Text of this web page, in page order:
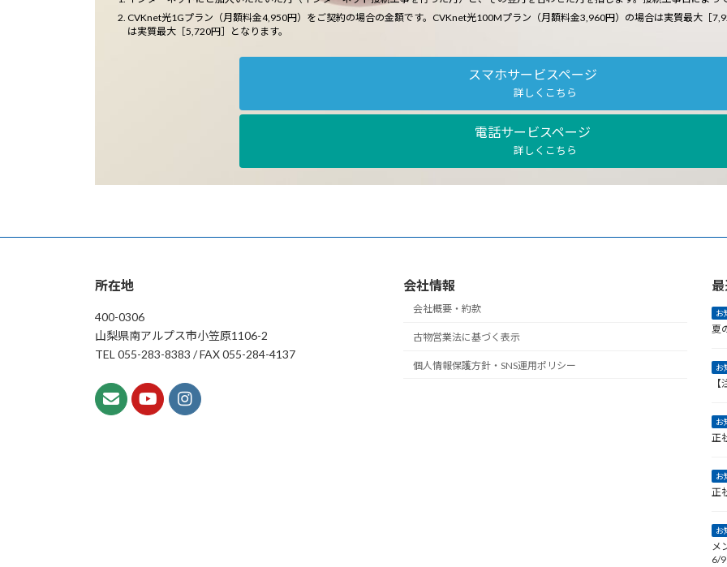
CVKnet光1Gプラン（月額料金4,950円）をご契約の場合の金額です。CVKnet光100Mプラン（月額料金3,960円）の場合は実質最大［
は実質最大［5,720円］となります。
スマホサービスページ
詳しくこちら
電話サービスページ
詳しくこちら
所在地
400-0306
山梨県南アルプス市小笠原1106-2
TEL 055-283-8383 / FAX 055-284-4137
会社情報
会社概要・約款
古物営業法に基づく表示
個人情報保護方針・SNS運用ポリシー
お
夏
お
お
正
お
正
お
メ
6/